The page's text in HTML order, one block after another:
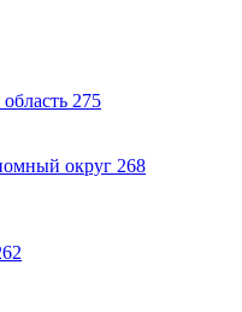
275
округ 268